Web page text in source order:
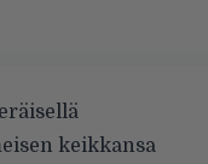
keikkansa